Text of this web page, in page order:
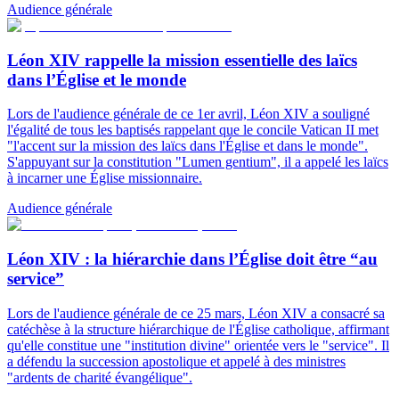
Audience générale
Léon XIV rappelle la mission essentielle des laïcs
dans l’Église et le monde
Lors de l'audience générale de ce 1er avril, Léon XIV a souligné
l'égalité de tous les baptisés rappelant que le concile Vatican II met
"l'accent sur la mission des laïcs dans l'Église et dans le monde".
S'appuyant sur la constitution "Lumen gentium", il a appelé les laïcs
à incarner une Église missionnaire.
Audience générale
Léon XIV : la hiérarchie dans l’Église doit être “au
service”
Lors de l'audience générale de ce 25 mars, Léon XIV a consacré sa
catéchèse à la structure hiérarchique de l'Église catholique, affirmant
qu'elle constitue une "institution divine" orientée vers le "service". Il
a défendu la succession apostolique et appelé à des ministres
"ardents de charité évangélique".